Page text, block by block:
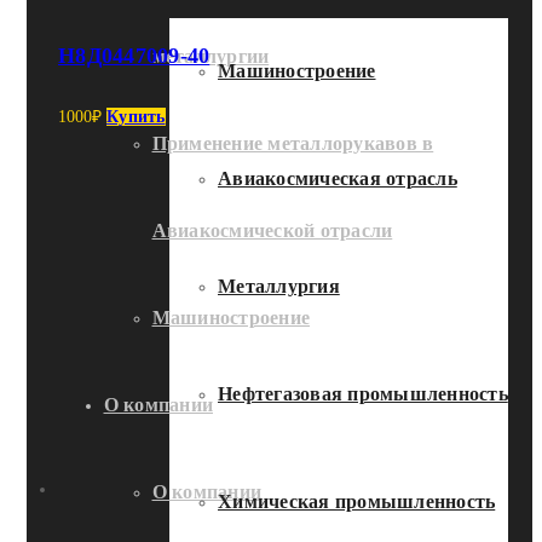
металлургии
Применение металлорукавов в
Авиакосмической отрасли
Машиностроение
О компании
О компании
Машиностроение
Авиакосмическая отрасль
Металлургия
Нефтегазовая промышленность
Химическая промышленность
Н8Д0447009-40
1000₽ Купить